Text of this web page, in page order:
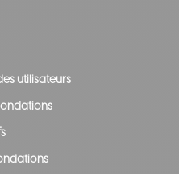
utilisateurs